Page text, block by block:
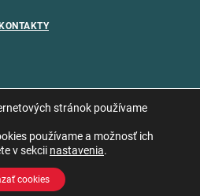
KONTAKTY
stránok používame
používame a možnosť ich
v sekcii nastavenia.
cookies